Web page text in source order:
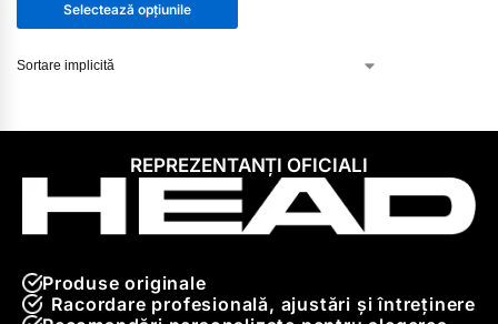
Selectează opțiunile
REPREZENTANȚI OFICIALI
Produse originale
Racordare profesională, ajustări și întreținere